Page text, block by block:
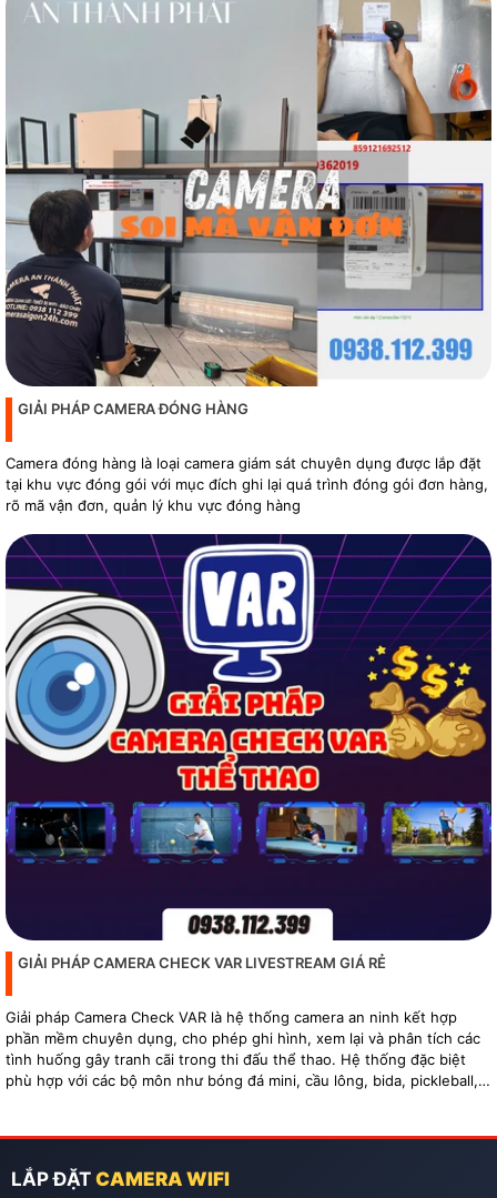
GIẢI PHÁP CAMERA ĐÓNG HÀNG
Camera đóng hàng là loại camera giám sát chuyên dụng được lắp đặt
tại khu vực đóng gói với mục đích ghi lại quá trình đóng gói đơn hàng,
rõ mã vận đơn, quản lý khu vực đóng hàng
GIẢI PHÁP CAMERA CHECK VAR LIVESTREAM GIÁ RẺ
Giải pháp Camera Check VAR là hệ thống camera an ninh kết hợp
phần mềm chuyên dụng, cho phép ghi hình, xem lại và phân tích các
tình huống gây tranh cãi trong thi đấu thể thao. Hệ thống đặc biệt
phù hợp với các bộ môn như bóng đá mini, cầu lông, bida, pickleball,
LẮP ĐẶT CAMERA WIFI